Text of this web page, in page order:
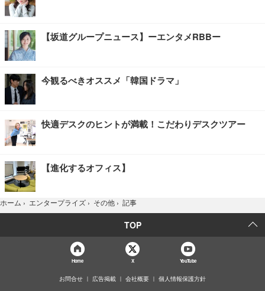
【坂道グループニュース】ーエンタメRBBー
今観るべきオススメ「韓国ドラマ」
快適デスクのヒントが満載！こだわりデスクツアー
【進化するオフィス】
ホーム › エンタープライズ › その他 › 記事
TOP
Home X YouTube
お問合せ 広告掲載 会社概要 個人情報保護方針